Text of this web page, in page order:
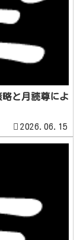
と月読尊によ
2026.06.15